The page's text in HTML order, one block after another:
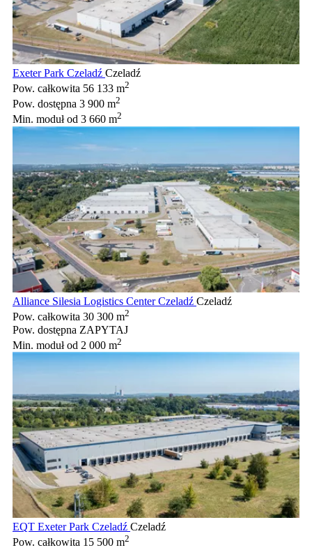
Exeter Park Czeladź Czeladź
Pow. całkowita 56 133 m2
Pow. dostępna 3 900 m2
Min. modułod 3 660 m2
Alliance Silesia Logistics Center Czeladź Czeladź
Pow. całkowita 30 300 m2
Pow. dostępna ZAPYTAJ
Min. modułod 2 000 m2
EQT Exeter Park Czeladź Czeladź
Pow. całkowita 15 500 m2